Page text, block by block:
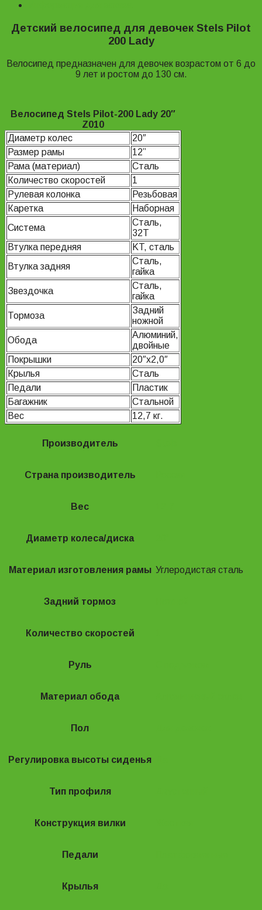
Детский велосипед для девочек Stels Pilot
200 Lady
Велосипед предназначен для девочек возрастом от 6 до
9 лет и ростом до 130 см.
Велосипед Stels Pilot-200 Lady 20″
Z010
Диаметр колес
20″
Размер рамы
12”
Рама (материал)
Сталь
Количество скоростей
1
Рулевая колонка
Резьбовая
Каретка
Наборная
Система
Сталь,
32Т
Втулка передняя
KT, сталь
Втулка задняя
Сталь,
гайка
Звездочка
Сталь,
гайка
Тормоза
Задний
ножной
Обода
Алюминий,
двойные
Покрышки
20″x2,0″
Крылья
Сталь
Педали
Пластик
Багажник
Стальной
Вес
12,7 кг.
Производитель
Страна производитель
Вес
Диаметр колеса/диска
Материал изготовления рамы Углеродистая сталь
Задний тормоз
Количество скоростей
Руль
Материал обода
Пол
Регулировка высоты сиденья
Тип профиля
Конструкция вилки
Педали
Крылья